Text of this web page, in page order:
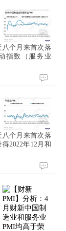
八个月来首次落
指数（服务业
八个月来首次落
2022年12月和